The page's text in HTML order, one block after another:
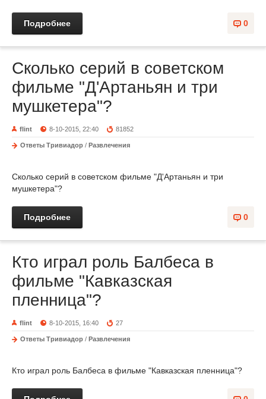
0
Подробнее
Сколько серий в советском
фильме "Д'Артаньян и три
мушкетера"?
flint 8-10-2015, 22:40 81852
Ответы Тривиадор / Развлечения
Сколько серий в советском фильме "Д'Артаньян и три
мушкетера"?
0
Подробнее
Кто играл роль Балбеса в
фильме "Кавказская
пленница"?
flint 8-10-2015, 16:40 27
Ответы Тривиадор / Развлечения
Кто играл роль Балбеса в фильме "Кавказская пленница"?